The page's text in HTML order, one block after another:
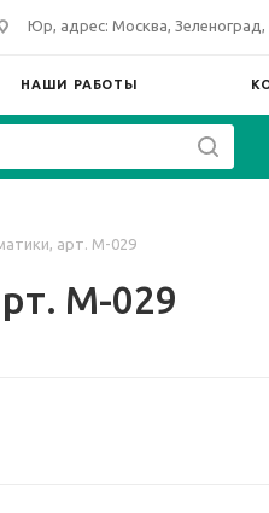
Юр, адрес: Москва,
НАШИ РАБОТЫ
арт. М-029
М-029